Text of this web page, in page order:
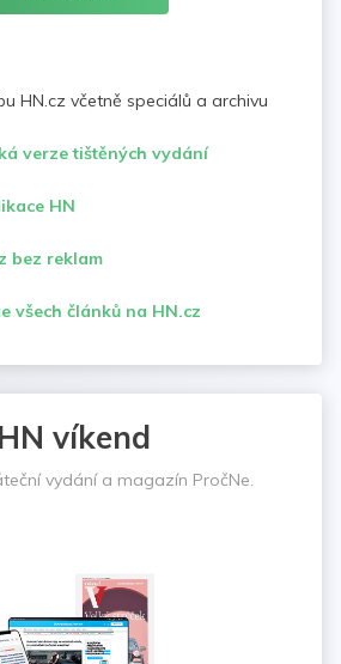
HN.cz včetně speciálů a archivu
verze tištěných vydání
HN
bez reklam
všech článků na HN.cz
HN víkend
vydání a magazín PročNe.